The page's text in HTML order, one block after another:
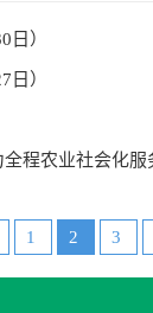
日）
日）
程农业社会化
1 2 3